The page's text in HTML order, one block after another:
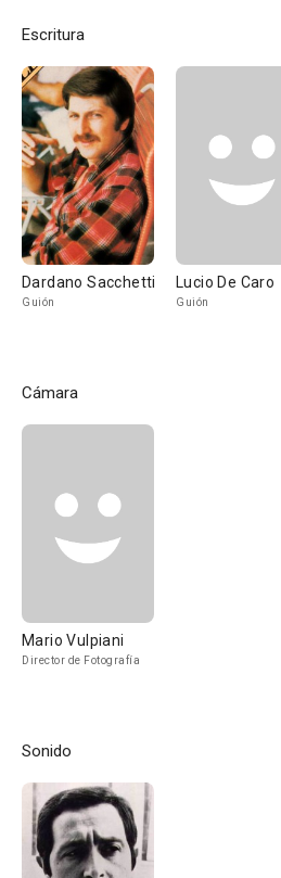
Escritura
Dardano Sacchetti
Guión
Lucio De Caro
Guión
Cámara
Mario Vulpiani
Director de Fotografía
Sonido